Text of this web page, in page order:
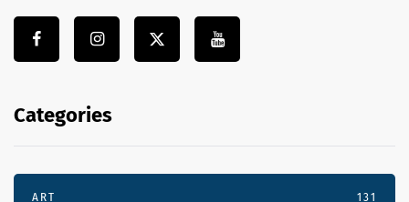
Categories
ART 131